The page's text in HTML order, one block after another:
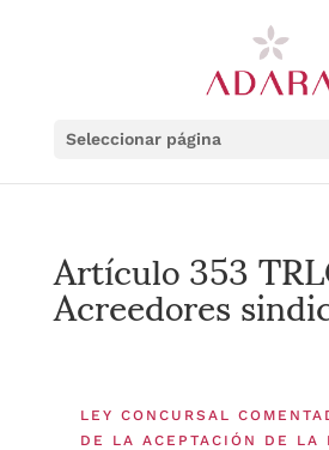
Seleccionar página
Artículo 353
Acreedores
LEY CONCURSAL
DE LA ACEPTACIÓN DE LA